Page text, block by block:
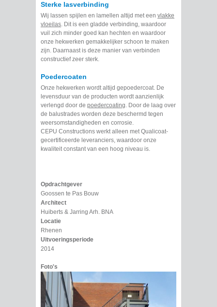
Sterke lasverbinding
Wij lassen spijlen en lamellen altijd met een vlakke
vloeilas. Dit is een gladde verbinding, waardoor
vuil zich minder goed kan hechten en waardoor
onze hekwerken gemakkelijker schoon te maken
zijn. Daarnaast is deze manier van verbinden
constructief zeer sterk.
Poedercoaten
Onze hekwerken wordt altijd gepoedercoat. De
levensduur van de producten wordt aanzienlijk
verlengd door de poedercoating. Door de laag over
de balustrades worden deze beschermd tegen
weersomstandigheden en corrosie.
CEPU Constructions werkt alleen met Qualicoat-
gecertificeerde leveranciers, waardoor onze
kwaliteit constant van een hoog niveau is.
Opdrachtgever
Goossen te Pas Bouw
Architect
Huiberts & Jarring Arh. BNA
Locatie
Rhenen
Uitvoeringsperiode
2014
Foto's